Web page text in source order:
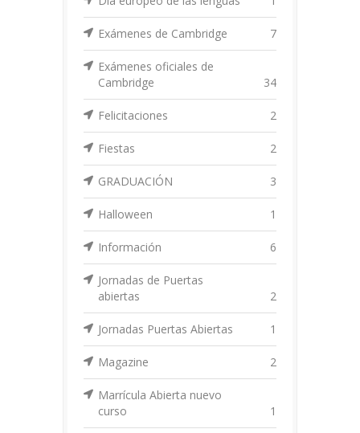
Exámenes de Cambridge 7
Exámenes oficiales de
Cambridge
34
Felicitaciones 2
Fiestas 2
GRADUACIÓN 3
Halloween 1
Información 6
Jornadas de Puertas
abiertas
2
Jornadas Puertas Abiertas 1
Magazine 2
Marrícula Abierta nuevo
curso
1